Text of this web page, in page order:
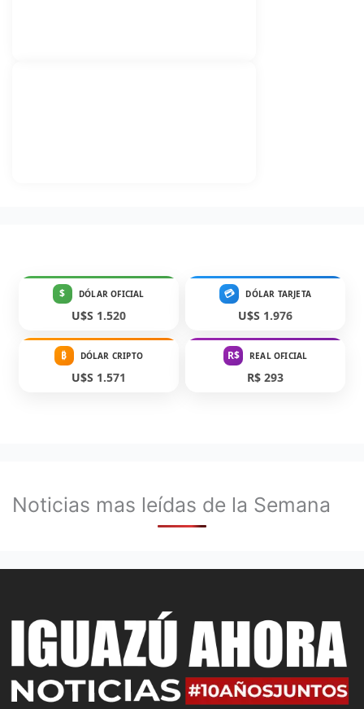
$ DÓLAR OFICIAL
U$S 1.520
💳 DÓLAR TARJETA
U$S 1.976
₿ DÓLAR CRIPTO
U$S 1.571
R$ REAL OFICIAL
R$ 293
Noticias mas leídas de la Semana